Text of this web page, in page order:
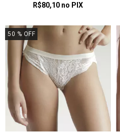
R$80,10 no PIX
50 % OFF